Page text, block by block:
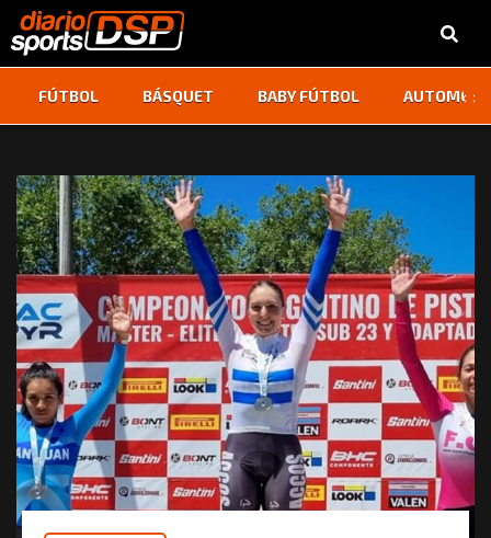
FÚTBOL BÁSQUET BABY FÚTBOL ‹ ›